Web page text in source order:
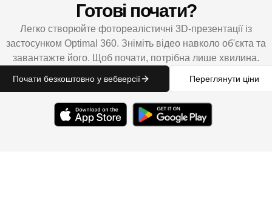
Готові почати?
Легко створюйте фотореалістичні 3D-презентації із
застосунком Optimal 360. Зніміть відео навколо об'єкта та
завантажте його. Щоб почати, потрібна лише хвилина.
Почати безкоштовно у вебверсії Переглянути ціни